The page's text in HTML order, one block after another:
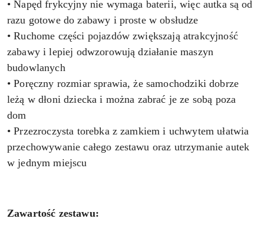
• Napęd frykcyjny nie wymaga baterii, więc autka są od
razu gotowe do zabawy i proste w obsłudze
• Ruchome części pojazdów zwiększają atrakcyjność
zabawy i lepiej odwzorowują działanie maszyn
budowlanych
• Poręczny rozmiar sprawia, że samochodziki dobrze
leżą w dłoni dziecka i można zabrać je ze sobą poza
dom
• Przezroczysta torebka z zamkiem i uchwytem ułatwia
przechowywanie całego zestawu oraz utrzymanie autek
w jednym miejscu
Zawartość zestawu: